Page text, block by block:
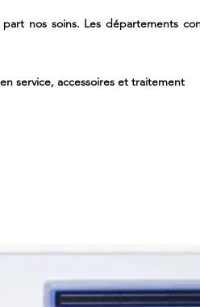
nos soins. Les départements
service, accessoires et traitement